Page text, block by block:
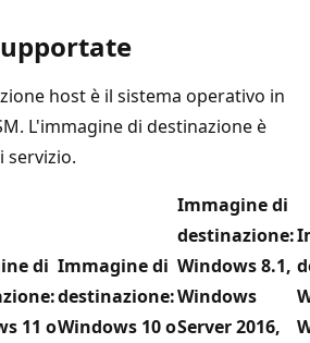
host è il sistema operativo in
L'immagine di destinazione è
servizio.
di
11 o
Immagine di
destinazione:
Windows 10 o
Immagine di
destinazione:
Windows 8.1,
Windows
Server 2016,